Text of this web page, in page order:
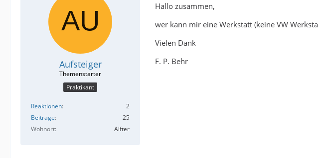
Aufsteiger
Praktikant
Reaktionen
2
Beiträge
25
Wohnort
Alfter
Hallo zusammen,
wer kann mir eine Werkstatt (keine VW
Vielen Dank
F. P. Behr